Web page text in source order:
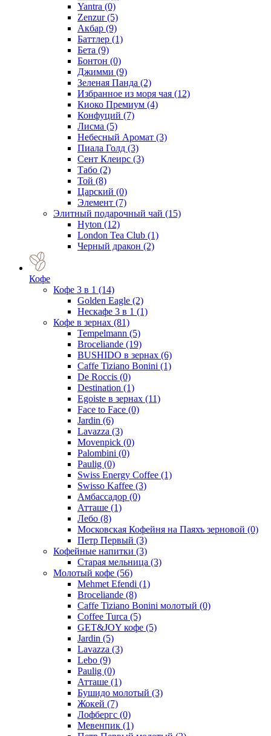
Yantra (0)
Zenzur(5)
Акбар (9)
Баттлер (1)
Бета (9)
Бонтон (0)
Джимми (9)
Зеленая Панда (2)
Избранное из моря чая (12)
Киоко Премиум (4)
Конфуций (7)
Лисма (5)
Небесный Аромат (3)
Пиала Голд (3)
Сент Клеирс (3)
Табо (2)
Той (8)
Царский (0)
Элемент (7)
Элитный подарочный чай (15)
Hyton (12)
London Tea Club (1)
Черный дракон (2)
Кофе
Кофе 3 в 1 (14)
Golden Eagle (2)
Нескафе 3 в 1 (1)
Кофе в зернах (81)
Tempelmann (5)
Broceliande (19)
BUSHIDO в зернах (6)
Caffe Tiziano Bonini (1)
De Roccis (0)
Destination (1)
Egoiste в зернах (11)
Face to Face (0)
Jardin (6)
Lavazza (3)
Movenpick (0)
Palombini (0)
Paulig (0)
Swiss Energy Coffee (1)
Swisso Kaffee (3)
Амбассадор (0)
Атташе (1)
Лебо (8)
Московская Кофейня на Паяхъ зерновой (0)
Петр Первый (3)
Кофейные напитки (3)
Старая мельница (3)
Молотый кофе (56)
Mehmet Efendi (1)
Broceliande (8)
Caffe Tiziano Bonini молотый (0)
Coffee Turca (5)
GET&JOY кофе (5)
Jardin (5)
Lavazza (3)
Lebo (9)
Paulig (0)
Атташе (1)
Бушидо молотый (3)
Жокей (7)
Лофбергс (0)
Мевенпик (1)